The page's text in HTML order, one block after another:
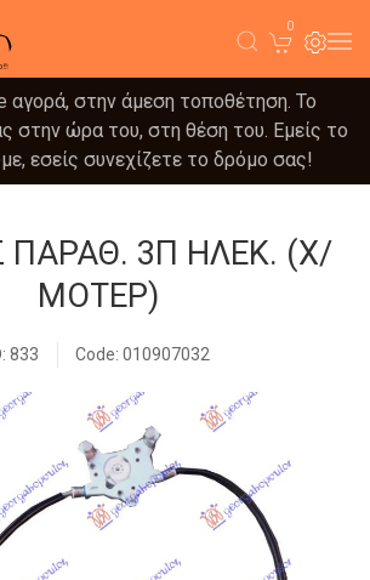
0
αγορά, στην άμεση τοποθέτηση. Το
στην ώρα του, στη θέση του. Εμείς το
εσείς συνεχίζετε το δρόμο σας!
ΠΑΡΑΘ. 3Π ΗΛΕΚ. (Χ/
ΜΟΤΕΡ)
833 Code: 010907032